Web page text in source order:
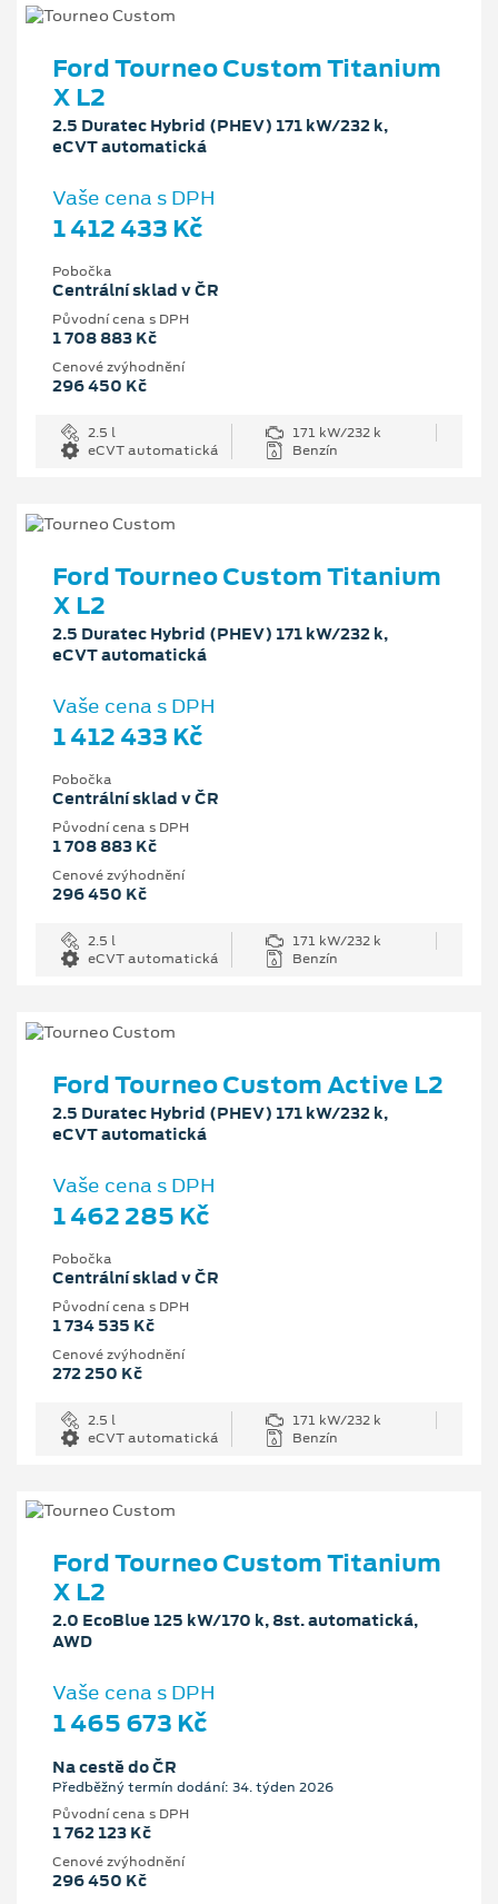
Ford Tourneo Custom Titanium
X L2
2.5 Duratec Hybrid (PHEV) 171 kW/232 k,
eCVT automatická
Vaše cena s DPH
1 412 433 Kč
Pobočka
Centrální sklad v ČR
Původní cena s DPH
1 708 883 Kč
Cenové zvýhodnění
296 450 Kč
2.5 l
171 kW/232 k
eCVT automatická
Benzín
Ford Tourneo Custom Titanium
X L2
2.5 Duratec Hybrid (PHEV) 171 kW/232 k,
eCVT automatická
Vaše cena s DPH
1 412 433 Kč
Pobočka
Centrální sklad v ČR
Původní cena s DPH
1 708 883 Kč
Cenové zvýhodnění
296 450 Kč
2.5 l
171 kW/232 k
eCVT automatická
Benzín
Ford Tourneo Custom Active L2
2.5 Duratec Hybrid (PHEV) 171 kW/232 k,
eCVT automatická
Vaše cena s DPH
1 462 285 Kč
Pobočka
Centrální sklad v ČR
Původní cena s DPH
1 734 535 Kč
Cenové zvýhodnění
272 250 Kč
2.5 l
171 kW/232 k
eCVT automatická
Benzín
Ford Tourneo Custom Titanium
X L2
2.0 EcoBlue 125 kW/170 k, 8st. automatická,
AWD
Vaše cena s DPH
1 465 673 Kč
Na cestě do ČR
Předběžný termín dodání: 34. týden 2026
Původní cena s DPH
1 762 123 Kč
Cenové zvýhodnění
296 450 Kč